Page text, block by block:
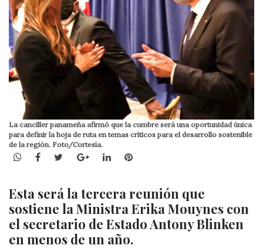
La canciller panameña afirmó que la cumbre será una oportunidad única
para definir la hoja de ruta en temas críticos para el desarrollo sostenible
de la región. Foto/Cortesía.
WhatsApp
Facebook
TwitterGoogle+LinkedInPinterest
Esta será la tercera reunión que
sostiene la Ministra Erika Mouynes con
el secretario de Estado Antony Blinken
en menos de un año.